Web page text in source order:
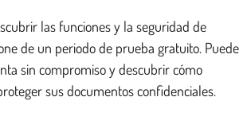
las funciones y la seguridad de
de un periodo de prueba gratuito. Puede
sin compromiso y descubrir cómo
sus documentos confidenciales.